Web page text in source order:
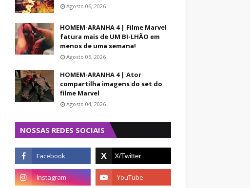
Agosto 06, 2026
HOMEM-ARANHA 4 | Filme Marvel
fatura mais de UM BI-LHÃO em
menos de uma semana!
Agosto 05, 2026
HOMEM-ARANHA 4 | Ator
compartilha imagens do set do
filme Marvel
Agosto 04, 2026
NOSSAS REDES SOCIAIS